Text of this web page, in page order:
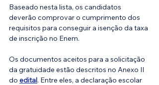
Baseado nesta lista, os candidatos
deverão comprovar o cumprimento dos
requisitos para conseguir a isenção da taxa
de inscrição no Enem.
Os documentos aceitos para a solicitação
da gratuidade estão descritos no Anexo II
do edital. Entre eles, a declaração escolar